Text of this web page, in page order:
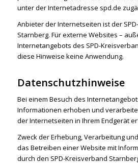
unter der Internetadresse spd.de
Anbieter der Internetseiten ist der
Starnberg. Für externe Websites –
Internetangebots des SPD-
diese Hinweise keine Anwendung.
Datenschutzhinweise
Bei einem Besuch des
Informationen erhoben und
der Internetseiten in Ihrem Endgerät
Zweck der Erhebung, Verarbeitung
das Betreiben einer Website mit
durch den SPD-Kreisverband